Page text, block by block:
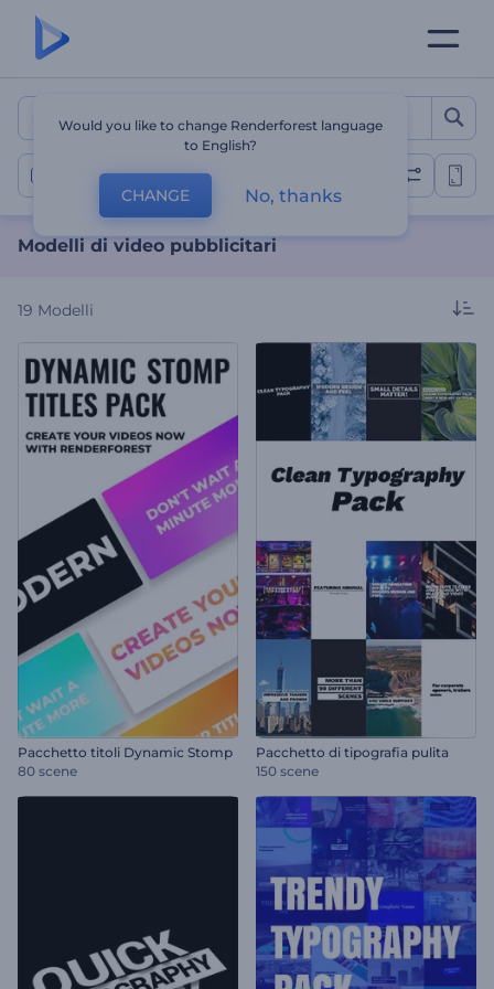
Modelli di video
Modelli di annunci video
Modelli di video pubblicitari
19 Modelli
Pacchetto titoli Dynamic Stomp
80 scene
Pacchetto di tipografia pulita
150 scene
Would you like to change Renderforest language
to English?
CHANGE No, thanks